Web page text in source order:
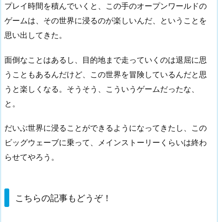
プレイ時間を積んでいくと、この手のオープンワールドの
ゲームは、その世界に浸るのが楽しいんだ、ということを
思い出してきた。
面倒なことはあるし、目的地まで走っていくのは退屈に思
うこともあるんだけど、この世界を冒険しているんだと思
うと楽しくなる。そうそう、こういうゲームだったな、
と。
だいぶ世界に浸ることができるようになってきたし、この
ビッグウェーブに乗って、メインストーリーくらいは終わ
らせてやろう。
こちらの記事もどうぞ！